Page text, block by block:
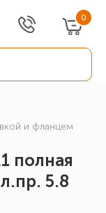
0
и фланцем
полная
5.8